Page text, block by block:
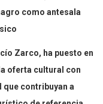
como antesala
Zarco, ha puesto en
oferta cultural con
contribuyan a